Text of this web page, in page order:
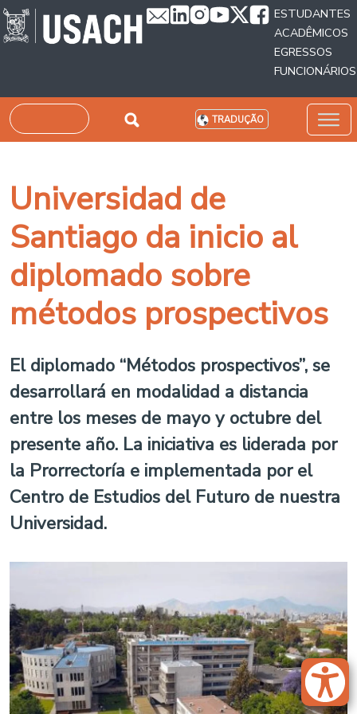
Passar para o conteúdo principal
ESTUDANTES
ACADÊMICOS
EGRESSOS
FUNCIONÁRIOS
Pesquisar TRADUÇÃO
Universidad de
Santiago da inicio al
diplomado sobre
métodos prospectivos
El diplomado “Métodos prospectivos”, se
desarrollará en modalidad a distancia
entre los meses de mayo y octubre del
presente año. La iniciativa es liderada por
la Prorrectoría e implementada por el
Centro de Estudios del Futuro de nuestra
Universidad.